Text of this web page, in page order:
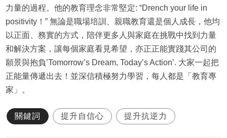
力量的過程。他的教育理念非常堅定: “Drench your life in
positivity！” 無論是職場培訓、親職教育還是個人成長，他均
以正面、務實的方式，陪伴更多人與家庭在挑戰中找到力量
和解決方案，讓每個家庭看見希望，亦正正能實踐其公司的
願景與抱負’Tomorrow’s Dream, Today’s Action’. 大家一起把
正能量傳遞出去！並深信積極努力學習，每人都是「教育專
家」。
關鍵詞 提升自信心 提升抗逆力